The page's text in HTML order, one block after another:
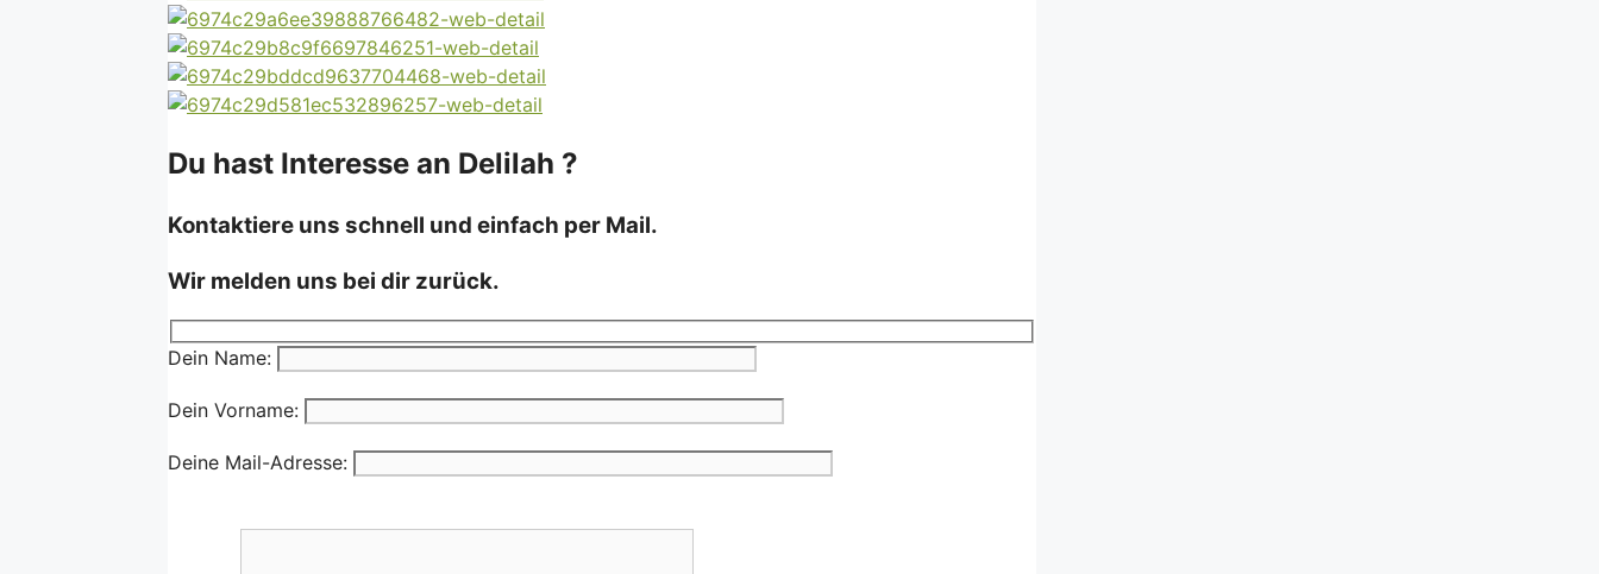
Du hast Interesse an Delilah ?
Kontaktiere uns schnell und einfach per Mail.
Wir melden uns bei dir zurück.
Dein Name:
Dein Vorname:
Deine Mail-Adresse: